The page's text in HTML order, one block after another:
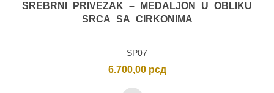
SREBRNI PRIVEZAK – MEDALJON U OBLIKU
SRCA SA CIRKONIMA
SP07
6.700,00 рсд